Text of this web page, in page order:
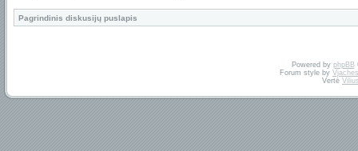
Pagrindinis diskusijų puslapis
Powered by phpBB
Forum style by
Vertė